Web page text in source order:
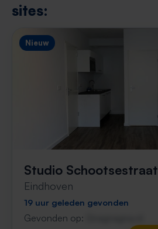
sites:
Nieuw
Studio Schootsestraat
Eindhoven
19 uur geleden gevonden
Gevonden op: